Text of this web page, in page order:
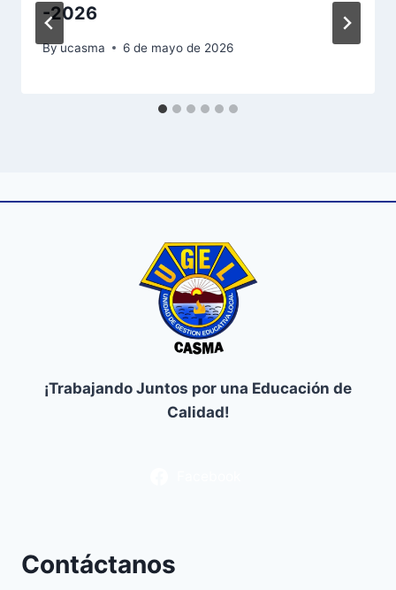
-2026
Byucasma 6 de mayo de 2026
¡Trabajando Juntos por una Educación de
Calidad!
Contáctanos